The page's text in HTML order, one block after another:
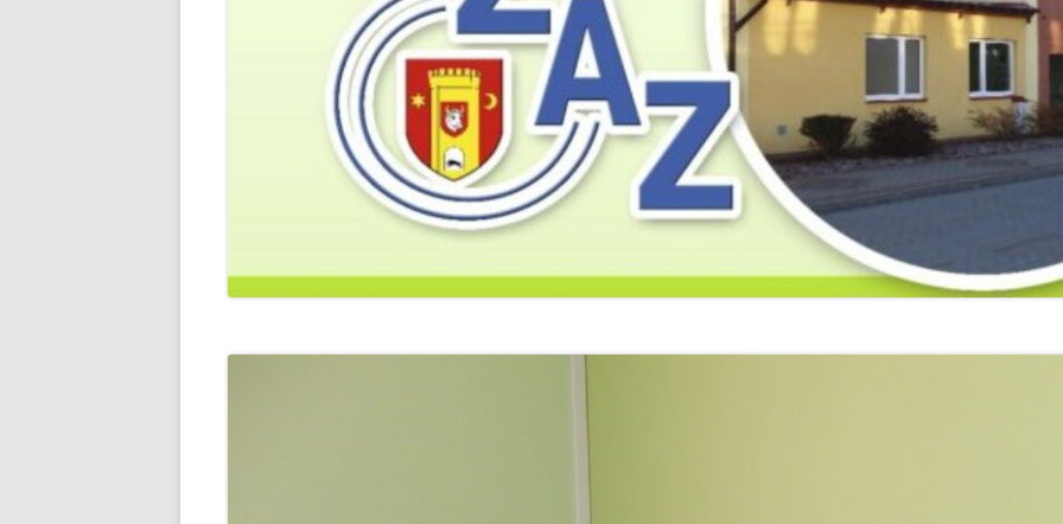
2018
2017
2016
2015
2014
2017
2016
2015
2019
2017
2014